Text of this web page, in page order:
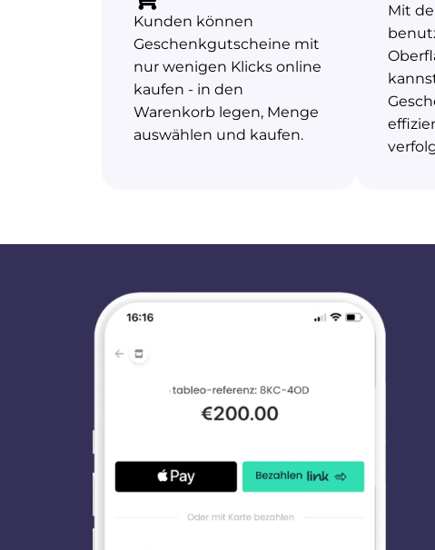
Kunden können
Geschenkgutscheine mit
nur wenigen Klicks online
kaufen - in den
Warenkorb legen, Menge
auswählen und kaufen.
Mit